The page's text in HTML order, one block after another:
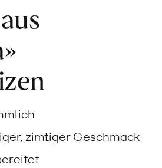
zimtiger Geschmack